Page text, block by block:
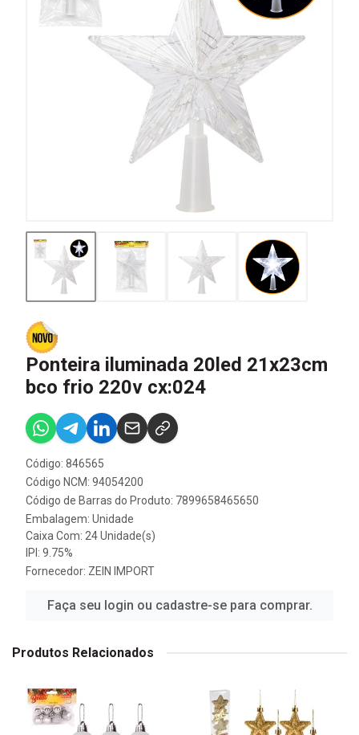
Ponteira iluminada 20led 21x23cm
bco frio 220v cx:024
Código: 846565
Código NCM: 94054200
Código de Barras do Produto: 7899658465650
Embalagem: Unidade
Caixa Com: 24 Unidade(s)
IPI: 9.75%
Fornecedor: ZEIN IMPORT
Faça seu login ou cadastre-se para comprar.
Produtos Relacionados